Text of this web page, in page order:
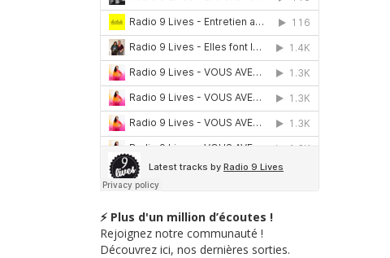
⚡ Plus d'un million d’écoutes !
Rejoignez notre communauté !
Découvrez ici, nos dernières sorties.